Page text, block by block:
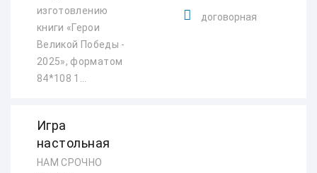
изготовлению
книги «Герои
Великой Победы -
2025», форматом
84*108 1...
договорная
Игра
настольная
НАМ СРОЧНО